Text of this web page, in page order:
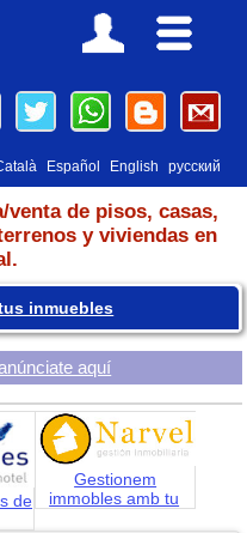
русский
English
Español
de pisos, casas,
y viviendas en
inmuebles
aquí
de
Gestionem
immobles amb tu